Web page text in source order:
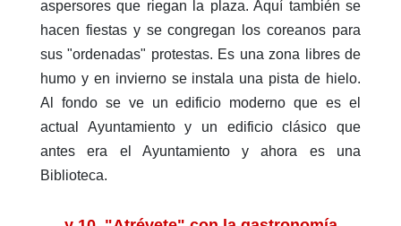
aspersores que riegan la plaza. Aquí también se
hacen fiestas y se congregan los coreanos para
sus "ordenadas" protestas. Es una zona libres de
humo y en invierno se instala una pista de hielo.
Al fondo se ve un edificio moderno que es el
actual Ayuntamiento y un edificio clásico que
antes era el Ayuntamiento y ahora es una
Biblioteca.